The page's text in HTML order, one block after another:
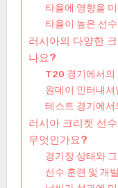
타율에 영향을
타율이 높은 선
러시아의 다양한
나요?
T20 경기에서의
원데이 인터내
테스트 경기에서
러시아 크리켓 선
무엇인가요?
경기장 상태와
선수 훈련 및 개